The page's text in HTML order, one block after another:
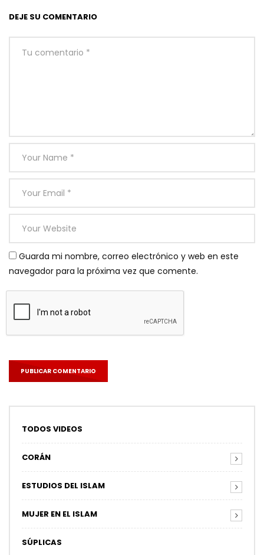
DEJE SU COMENTARIO
Guarda mi nombre, correo electrónico y web en este
navegador para la próxima vez que comente.
TODOS VIDEOS
CORÁN
ESTUDIOS DEL ISLAM
MUJER EN EL ISLAM
SÚPLICAS